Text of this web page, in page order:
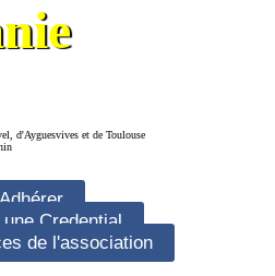
d'Ayguesvives et de Toulouse
Adhérer
Credential
de l'association